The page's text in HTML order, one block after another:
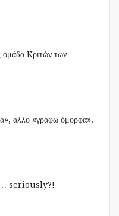
ομάδα Kριτών των
άλλο «γράφω όμορφα».
seriously?!